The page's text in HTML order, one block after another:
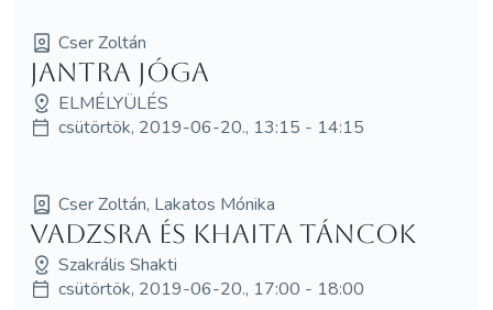
Cser Zoltán
Jantra jóga
ELMÉLYÜLÉS
csütörtök, 2019-06-20., 13:15 - 14:15
Cser Zoltán, Lakatos Mónika
Vadzsra és Khaita Táncok
Szakrális Shakti
csütörtök, 2019-06-20., 17:00 - 18:00